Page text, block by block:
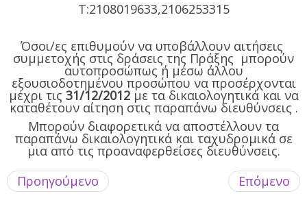
Τ:2108019633,2106253315
Όσοι/ες επιθυμούν να υποβάλλουν αιτήσεις
συμμετοχής στις δράσεις της Πράξης μπορούν
αυτοπροσώπως ή μέσω άλλου
εξουσιοδοτημένου προσώπου να προσέρχονται
μέχρι τις 31/12/2012με τα δικαιολογητικά και να
καταθέτουν αίτηση στις παραπάνω διευθύνσεις .
Μπορούν διαφορετικά να αποστέλλουν τα
παραπάνω δικαιολογητικά και ταχυδρομικά σε
μια από τις προαναφερθείσες διευθύνσεις.
Προηγούμενο
Επόμενο